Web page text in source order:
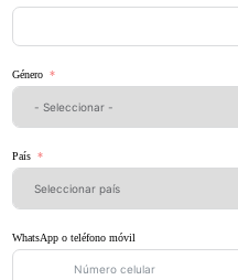
Género
País
WhatsApp o teléfono móvil